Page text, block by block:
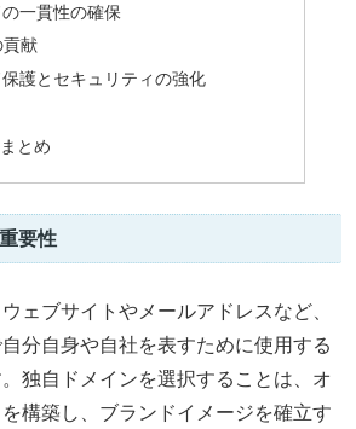
一貫性の確保
献
護とセキュリティの強化
とめ
要性
ェブサイトやメールアドレスなど、
分自身や自社を表すために使用する
独自ドメインを選択することは、オ
構築し、ブランドイメージを確立す